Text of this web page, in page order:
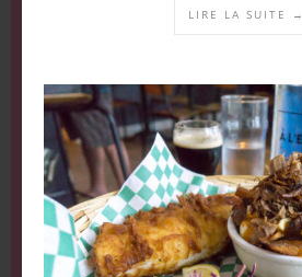
LIRE LA SUITE →